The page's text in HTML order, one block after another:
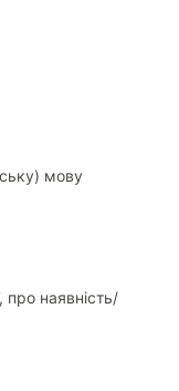
мову
наявність/